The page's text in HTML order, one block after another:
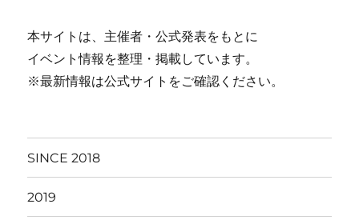
本サイトは、主催者・公式発表をもとに
イベント情報を整理・掲載しています。
※最新情報は公式サイトをご確認ください。
SINCE 2018
2019